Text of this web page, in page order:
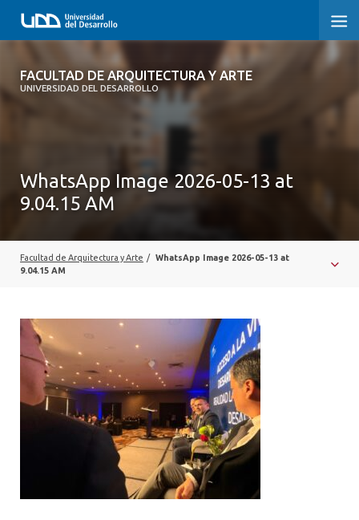
FACULTAD DE ARQUITECTURA Y ARTE
UNIVERSIDAD DEL DESARROLLO
FACULTAD DE ARQUITECTURA Y ARTE
CARRERA
MAGÍSTER
VINCULACIÓN CON EL MEDIO
ALUMNI
PLATAFORMA VUT
WhatsApp Image 2026-05-13 at
9.04.15 AM
Facultad de Arquitectura y Arte / WhatsApp Image 2026-05-13 at
9.04.15 AM